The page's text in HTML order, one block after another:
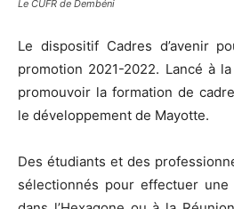
Le CUFR de Dembéni
Le dispositif Cadres d’avenir
promotion 2021-2022. Lancé à
promouvoir la formation de
le développement de Mayotte.
Des étudiants et des
sélectionnés pour effectuer